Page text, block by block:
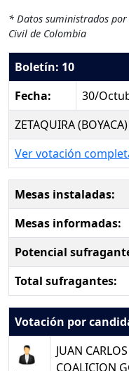
* Datos suministrados
Civil de Colombia
Boletín: 10
Fecha:
30/
ZETAQUIRA (BOYACA)
Ver votación
Mesas instaladas:
Mesas informadas:
Potencial
Total sufragantes:
Votación por
JUAN
COALICION